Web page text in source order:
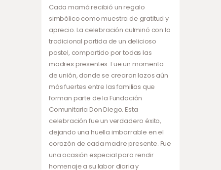
Cada mamá recibió un regalo
simbólico como muestra de gratitud y
aprecio. La celebración culminó con la
tradicional partida de un delicioso
pastel, compartido por todas las
madres presentes. Fue un momento
de unión, donde se crearon lazos aún
más fuertes entre las familias que
forman parte de la Fundación
Comunitaria Don Diego. Esta
celebración fue un verdadero éxito,
dejando una huella imborrable en el
corazón de cada madre presente. Fue
una ocasión especial para rendir
homenaje a su labor diaria y